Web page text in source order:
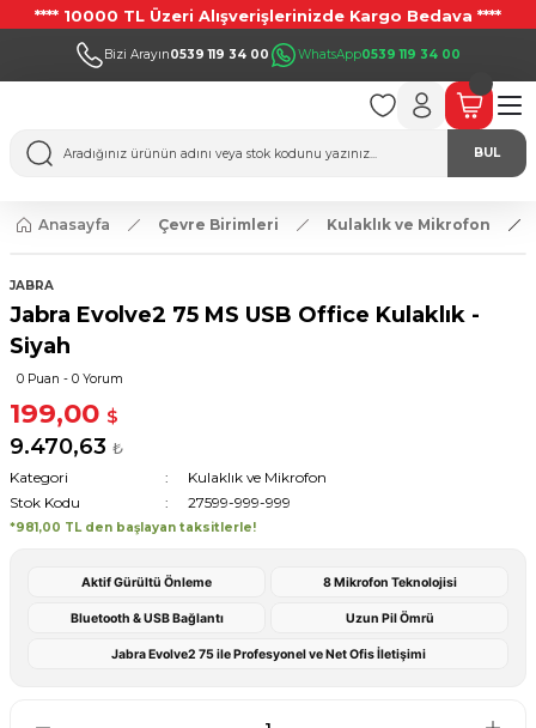
**** 10000 TL Üzeri Alışverişlerinizde Kargo Bedava ****
Bizi Arayın0539 119 34 00 WhatsApp0539 119 34 00
BUL
Anasayfa Çevre Birimleri Kulaklık ve Mikrofon
JABRA
Jabra Evolve2 75 MS USB Office Kulaklık -
Siyah
0 Puan - 0 Yorum
199,00 $
9.470,63 ₺
Kategori
Kulaklık ve Mikrofon
Stok Kodu
27599-999-999
*981,00 TL den başlayan taksitlerle!
Aktif Gürültü Önleme 8 Mikrofon Teknolojisi
Bluetooth & USB Bağlantı Uzun Pil Ömrü
Jabra Evolve2 75 ile Profesyonel ve Net Ofis İletişimi